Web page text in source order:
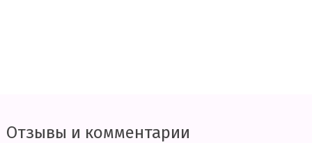
Отзывы и комментарии